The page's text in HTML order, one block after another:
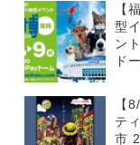
【
型
ン
ド
【
テ
市